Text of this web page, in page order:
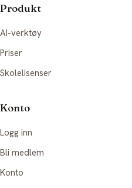
Produkt
AI-verktøy
Priser
Skolelisenser
Konto
Logg inn
Bli medlem
Konto